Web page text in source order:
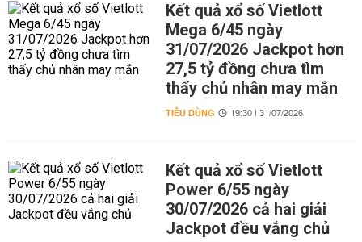
Kết quả xổ số Vietlott
Mega 6/45 ngày
31/07/2026 Jackpot hơn
27,5 tỷ đồng chưa tìm
thấy chủ nhân may mắn
TIÊU DÙNG 19:30 | 31/07/2026
Kết quả xổ số Vietlott
Power 6/55 ngày
30/07/2026 cả hai giải
Jackpot đều vắng chủ